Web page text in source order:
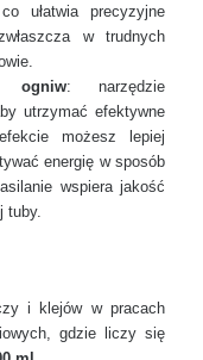
ułatwia precyzyjne
w trudnych
ogniw: narzędzie
utrzymać efektywne
możesz lepiej
energię w sposób
wspiera jakość
tuby.
i klejów w pracach
gdzie liczy się